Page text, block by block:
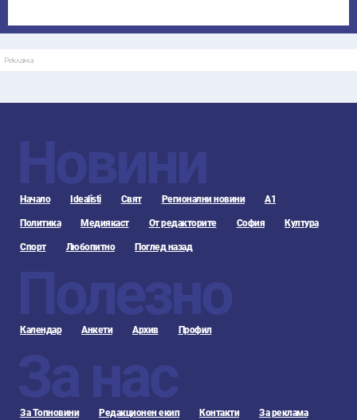
Реклама
Новини
Начало Idealisti Свят Регионални новини А1
Политика Медиякаст От редакторите София Култура
Спорт Любопитно Поглед назад
Полезно
Календар Анкети Архив Профил
За нас
За Топновини Редакционен екип Контакти За реклама